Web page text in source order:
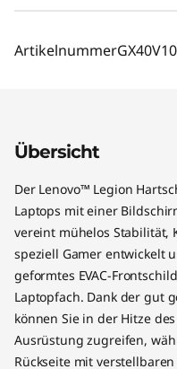
Artikelnummer
Übersicht
Der Lenovo™ Legion
Laptops mit einer
vereint mühelos Stabilität,
speziell Gamer entwickelt
geformtes EVAC-
Laptopfach. Dank der gut
können Sie in der Hitze
Ausrüstung zugreifen,
Rückseite mit